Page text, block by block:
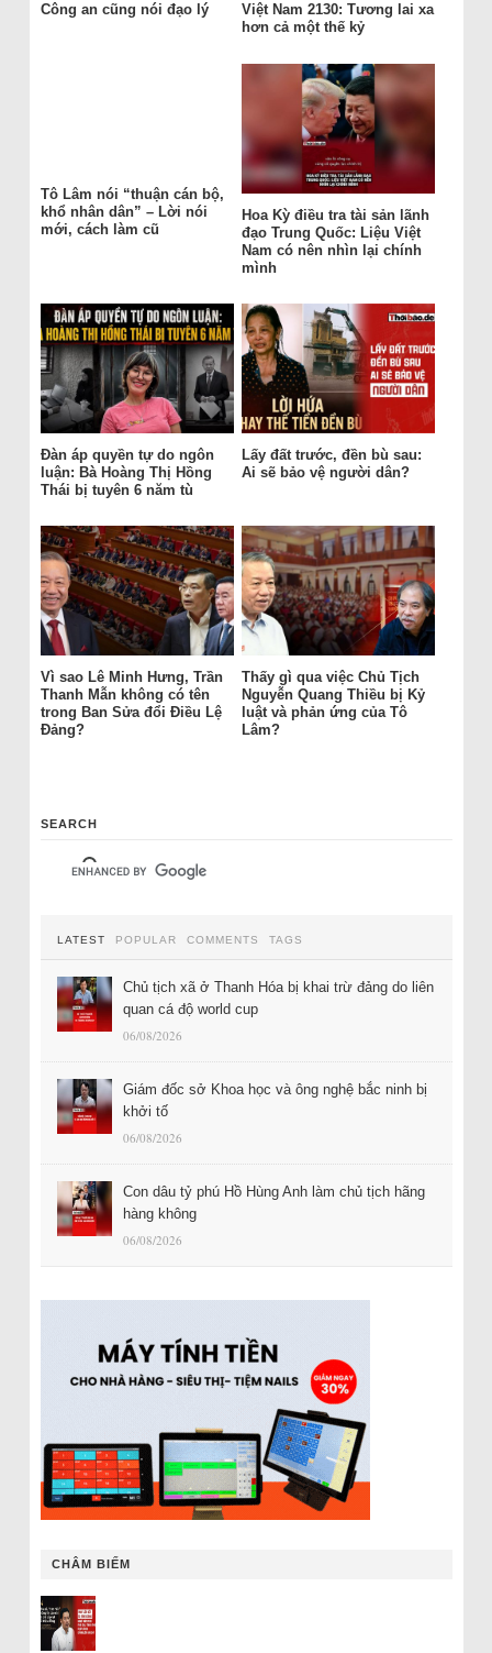
Công an cũng nói đạo lý
Việt Nam 2130: Tương lai xa
hơn cả một thế kỷ
Tô Lâm nói “thuận cán bộ,
khổ nhân dân” – Lời nói
mới, cách làm cũ
Hoa Kỳ điều tra tài sản lãnh
đạo Trung Quốc: Liệu Việt
Nam có nên nhìn lại chính
mình
Đàn áp quyền tự do ngôn
luận: Bà Hoàng Thị Hồng
Thái bị tuyên 6 năm tù
Lấy đất trước, đền bù sau:
Ai sẽ bảo vệ người dân?
Vì sao Lê Minh Hưng, Trần
Thanh Mẫn không có tên
trong Ban Sửa đổi Điều Lệ
Đảng?
Thấy gì qua việc Chủ Tịch
Nguyễn Quang Thiều bị Kỷ
luật và phản ứng của Tô
Lâm?
SEARCH
LATEST POPULAR COMMENTS TAGS
Chủ tịch xã ở Thanh Hóa bị khai trừ đảng do liên
quan cá độ world cup
06/08/2026
Giám đốc sở Khoa học và ông nghệ bắc ninh bị
khởi tố
06/08/2026
Con dâu tỷ phú Hồ Hùng Anh làm chủ tịch hãng
hàng không
06/08/2026
CHÂM BIẾM